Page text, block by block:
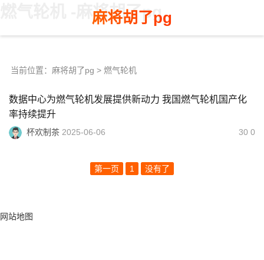
燃气轮机 -麻将胡了pg
麻将胡了pg
当前位置： 麻将胡了pg > 燃气轮机
数据中心为燃气轮机发展提供新动力 我国燃气轮机国产化
率持续提升
杯欢制茶 2025-06-06 30 0
第一页 1 没有了
网站地图